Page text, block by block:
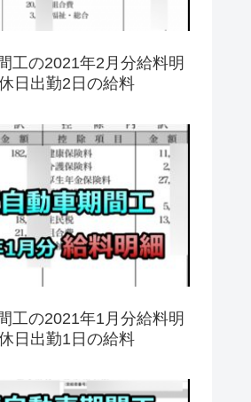
工の2021年2月分給料明
日出勤2日の給料
工の2021年1月分給料明
日出勤1日の給料